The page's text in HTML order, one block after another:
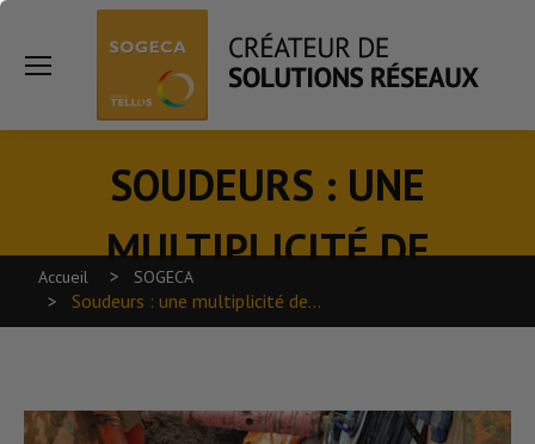
SOUDEURS : UNE
MULTIPLICITÉ DE
PROFESSIONNELS
Vous êtes ici :
Accueil SOGECA
Soudeurs : une multiplicité de…